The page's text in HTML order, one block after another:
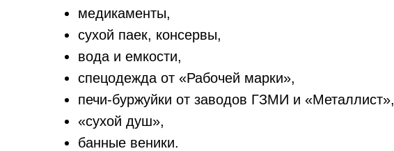
медикаменты,
сухой паек, консервы,
вода и емкости,
спецодежда от «Рабочей марки»,
печи-буржуйки от заводов ГЗМИ и «Металлист»,
«сухой душ»,
банные веники.